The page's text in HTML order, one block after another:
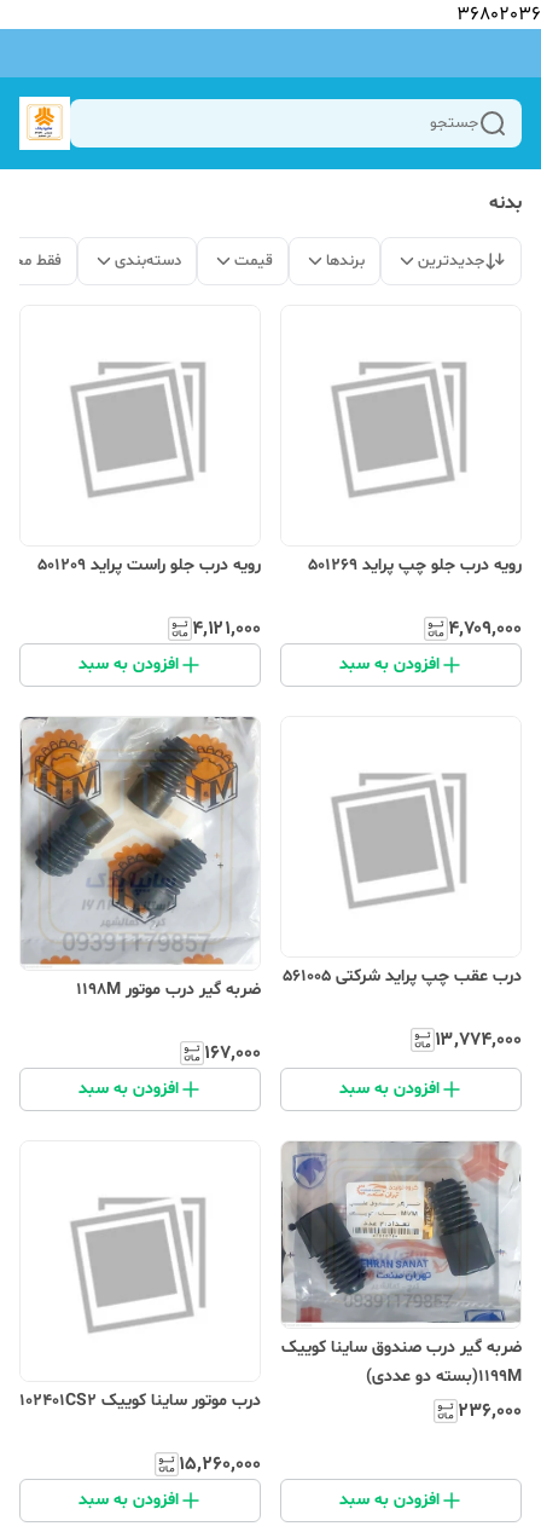
36802036
جستجو
بدنه‌
جدیدترین برندها قیمت دسته‌بندی فقط
رویه درب جلو چپ پراید 501269
۴٬۷۰۹٬۰۰۰
افزودن به سبد
رویه درب جلو راست پراید 501209
۴٬۱۲۱٬۰۰۰
افزودن به سبد
درب عقب چپ پراید شرکتی 561005
۱۳٬۷۷۴٬۰۰۰
افزودن به سبد
ضربه گیر درب موتور 1198M
۱۶۷٬۰۰۰
افزودن به سبد
ضربه گیر درب صندوق ساینا کوییک
1199M(بسته دو عددی)
۲۳۶٬۰۰۰
افزودن به سبد
درب موتور ساینا کوییک 102401CS2
۱۵٬۲۶۰٬۰۰۰
افزودن به سبد